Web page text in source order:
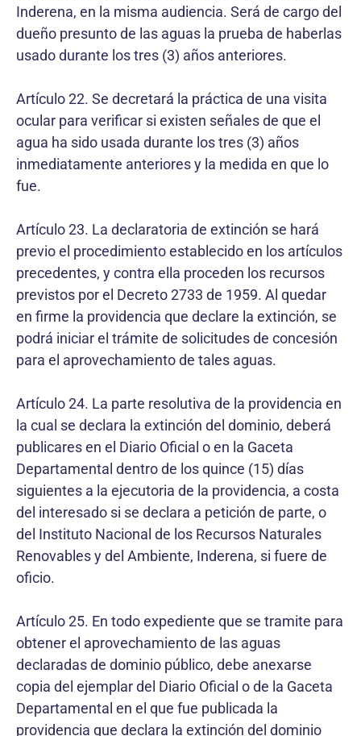
Inderena, en la misma audiencia. Será de cargo del
dueño presunto de las aguas la prueba de haberlas
usado durante los tres (3) años anteriores.
Artículo 22. Se decretará la práctica de una visita
ocular para verificar si existen señales de que el
agua ha sido usada durante los tres (3) años
inmediatamente anteriores y la medida en que lo
fue.
Artículo 23. La declaratoria de extinción se hará
previo el procedimiento establecido en los artículos
precedentes, y contra ella proceden los recursos
previstos por el Decreto 2733 de 1959. Al quedar
en firme la providencia que declare la extinción, se
podrá iniciar el trámite de solicitudes de concesión
para el aprovechamiento de tales aguas.
Artículo 24. La parte resolutiva de la providencia en
la cual se declara la extinción del dominio, deberá
publicares en el Diario Oficial o en la Gaceta
Departamental dentro de los quince (15) días
siguientes a la ejecutoria de la providencia, a costa
del interesado si se declara a petición de parte, o
del Instituto Nacional de los Recursos Naturales
Renovables y del Ambiente, Inderena, si fuere de
oficio.
Artículo 25. En todo expediente que se tramite para
obtener el aprovechamiento de las aguas
declaradas de dominio público, debe anexarse
copia del ejemplar del Diario Oficial o de la Gaceta
Departamental en el que fue publicada la
providencia que declara la extinción del dominio